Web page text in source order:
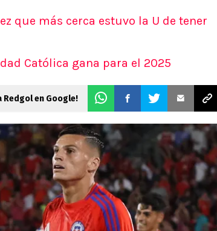
que más cerca estuvo la U de tener
Católica gana para el 2025
Redgol en Google!